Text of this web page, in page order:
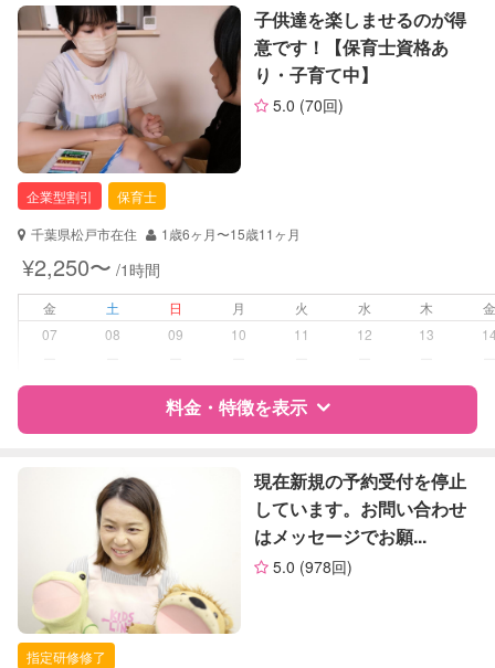
レッスン なし
定期予約 可能
お子様の撮影
（定期特典）
対応不可
特徴 料金 レビュー
サポートの特徴
資格
企業型割引対象(旧内閣府補助対象)
自治体届出済ベビーシッター
ドゥーラ協会認定産後ドゥーラ
対応可能/特徴 子育て経験
病児対応
障がい児対応 対応可否は個別に相談
レッスン その他
定期予約 お引き受けしていません
お子様の撮影
（定期特典）
対応不可
子供達を楽しませるのが得
意です！【保育士資格あ
り・子育て中】
5.0 (70回)
企業型割引
保育士
千葉県松戸市在住
1歳6ヶ月〜15歳11ヶ月
¥2,250〜 /1時間
金 土 日 月 火 水 木
07
08 09 10 11 12 13
料金・特徴を表示
料金
サポートの特徴
資格
企業型割引対象(旧内閣府補助対象)
自治体届出済ベビーシッター
保育士
現在新規の予約受付を停止
しています。お問い合わせ
はメッセージでお願...
5.0 (978回)
指定研修修了